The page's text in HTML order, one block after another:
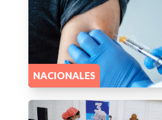
NACIONALES